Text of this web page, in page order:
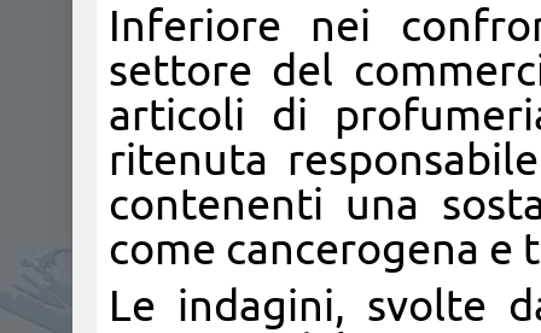
Inferiore nei
settore del
articoli di
ritenuta
contenenti una
come cancerogena e
Le indagini, svolte